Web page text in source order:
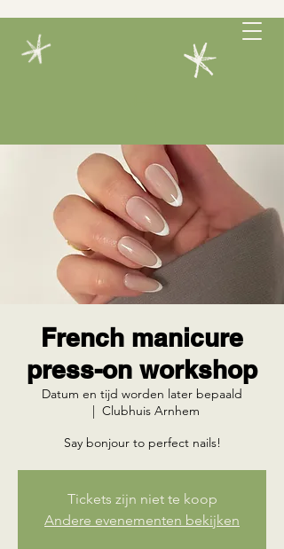
French manicure
press-on workshop
Datum en tijd worden later bepaald
  |
Clubhuis Arnhem
Say bonjour to perfect nails!
Tickets zijn niet te koop
Andere evenementen bekijken